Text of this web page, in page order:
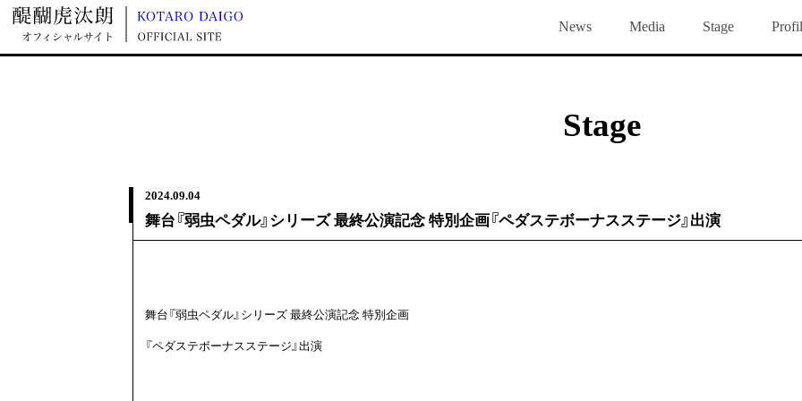
News Media Stage
Gallery Group Chat
Stage
2024.09.04
舞台『弱虫ペダル』シリーズ 最終公演記念 特別企画『ペダステボーナスステージ』出演
舞台『弱虫ペダル』シリーズ 最終公演記念 特別企画
『ペダステボーナスステージ』出演